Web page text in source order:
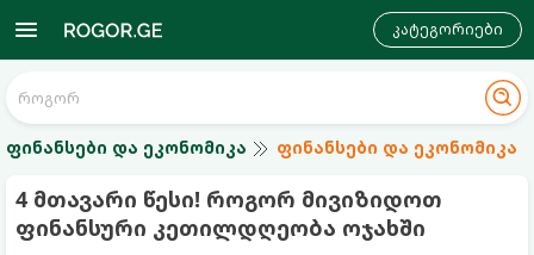
კატეგორიები
ფინანსები და ეკონომიკა ფინანსები და ეკონომიკა
4 მთავარი წესი! როგორ მივიზიდოთ
ფინანსური კეთილდღეობა ოჯახში